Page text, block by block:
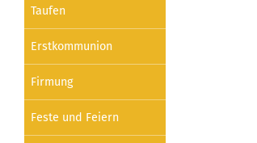
Taufen
Erstkommunion
Firmung
Feste und Feiern